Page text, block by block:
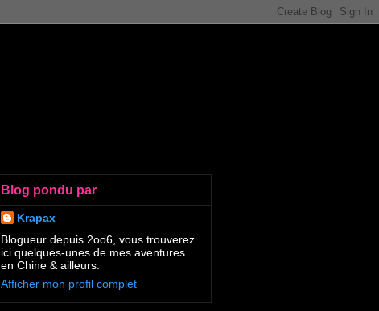
Blog pondu par
Krapax
Blogueur depuis 2oo6, vous trouverez
ici quelques-unes de mes aventures
en Chine & ailleurs.
Afficher mon profil complet